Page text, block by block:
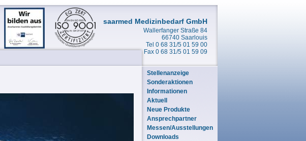
saarmed Medizinbedarf GmbH
Wallerfanger Straße 84
66740 Saarlouis
Tel 0 68 31/5 01 59 00
Fax 0 68 31/5 01 59 09
Stellenanzeige
Sonderaktionen
Informationen
Aktuell
Neue Produkte
Ansprechpartner
Messen/Ausstellungen
Downloads